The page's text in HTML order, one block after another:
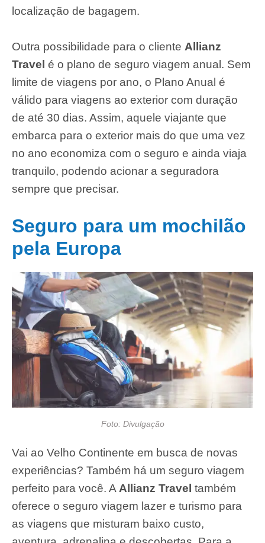
localização de bagagem.
Outra possibilidade para o cliente Allianz
Travel é o plano de seguro viagem anual. Sem
limite de viagens por ano, o Plano Anual é
válido para viagens ao exterior com duração
de até 30 dias. Assim, aquele viajante que
embarca para o exterior mais do que uma vez
no ano economiza com o seguro e ainda viaja
tranquilo, podendo acionar a seguradora
sempre que precisar.
Seguro para um mochilão
pela Europa
Foto: Divulgação
Vai ao Velho Continente em busca de novas
experiências? Também há um seguro viagem
perfeito para você. A Allianz Travel também
oferece o seguro viagem lazer e turismo para
as viagens que misturam baixo custo,